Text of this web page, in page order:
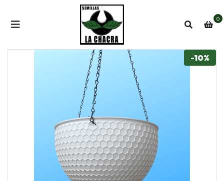
0
-10%